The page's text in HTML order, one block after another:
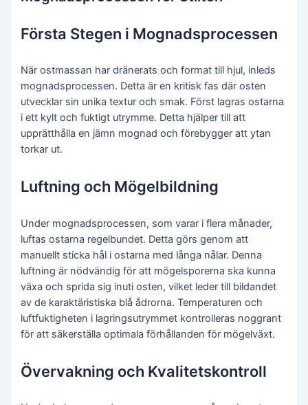
Första Stegen i Mognadsprocessen
När ostmassan har dränerats och format till hjul, inleds
mognadsprocessen. Detta är en kritisk fas där osten
utvecklar sin unika textur och smak. Först lagras ostarna
i ett kylt och fuktigt utrymme. Detta hjälper till att
upprätthålla en jämn mognad och förebygger att ytan
torkar ut.
Luftning och Mögelbildning
Under mognadsprocessen, som varar i flera månader,
luftas ostarna regelbundet. Detta görs genom att
manuellt sticka hål i ostarna med långa nålar. Denna
luftning är nödvändig för att mögelsporerna ska kunna
växa och sprida sig inuti osten, vilket leder till bildandet
av de karaktäristiska blå ådrorna. Temperaturen och
luftfuktigheten i lagringsutrymmet kontrolleras noggrant
för att säkerställa optimala förhållanden för mögelväxt.
Övervakning och Kvalitetskontroll